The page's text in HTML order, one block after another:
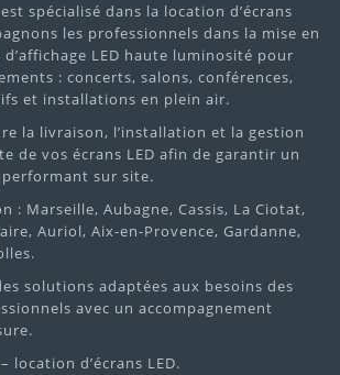
un projecteur portable et
ce vidéoprojecteur chez
et entretenu
et support technique disponibles
adaptées à la durée de votre
: écrans de projection,
spécialisé dans la location d’écrans
les professionnels dans la mise en
LED haute luminosité pour
: concerts, salons, conférences,
et installations en plein air.
la livraison, l’installation et la gestion
de vos écrans LED afin de garantir un
sur site.
: Marseille, Aubagne, Cassis, La Ciotat,
Auriol, Aix-en-Provence, Gardanne,
solutions adaptées aux besoins des
avec un accompagnement
location d’écrans LED.